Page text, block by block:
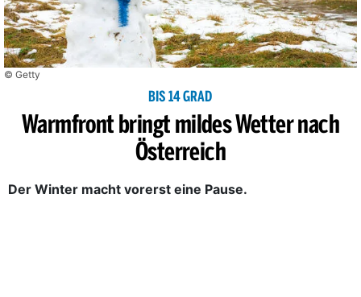
© Getty
BIS 14 GRAD
Warmfront bringt mildes Wetter nach
Österreich
Der Winter macht vorerst eine Pause.